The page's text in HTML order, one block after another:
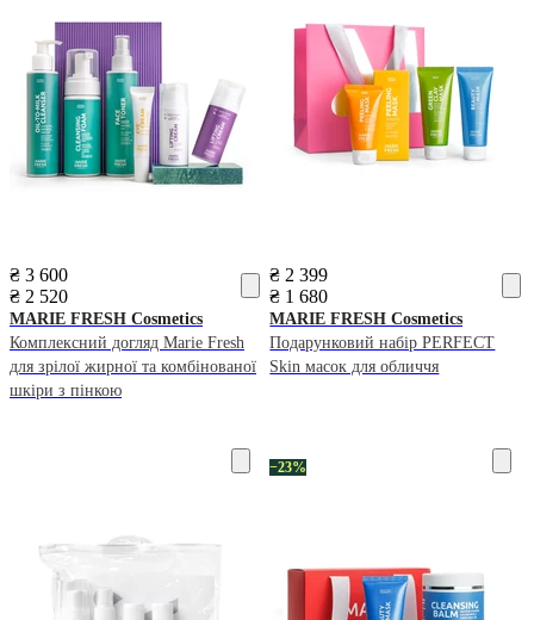
₴ 3 600
₴ 2 520
MARIE FRESH Cosmetics
Комплексний догляд Marie Fresh
для зрілої жирної та комбінованої
шкіри з пінкою
₴ 2 399
₴ 1 680
MARIE FRESH Cosmetics
Подарунковий набір PERFECT
Skin масок для обличчя
−23%